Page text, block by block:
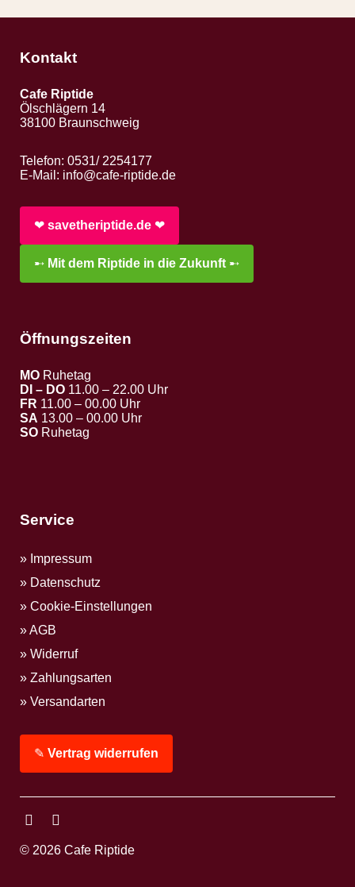
Kontakt
Cafe Riptide
Ölschlägern 14
38100 Braunschweig
Telefon: 0531/ 2254177
E-Mail: info@cafe-riptide.de
❤︎ savetheriptide.de ❤︎
➸ Mit dem Riptide in die Zukunft ➸
Öffnungszeiten
MO Ruhetag
DI – DO 11.00 – 22.00 Uhr
FR 11.00 – 00.00 Uhr
SA 13.00 – 00.00 Uhr
SO Ruhetag
Service
Impressum
Datenschutz
Cookie-Einstellungen
AGB
Widerruf
Zahlungsarten
Versandarten
✎ Vertrag widerrufen
FacebookInstagram
© 2026 Cafe Riptide